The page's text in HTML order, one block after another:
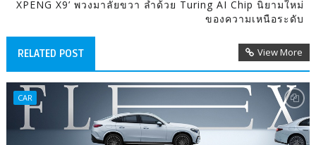
XPENG X9’ พวงมาลัยขวา ล้ำด้วย Turing AI Chip นิยามใหม่
ของความเหนือระดับ
RELATED POST View More
CAR